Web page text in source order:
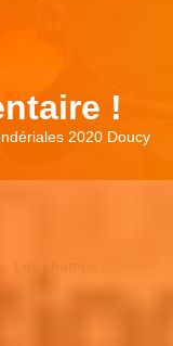
!
2020 Doucy